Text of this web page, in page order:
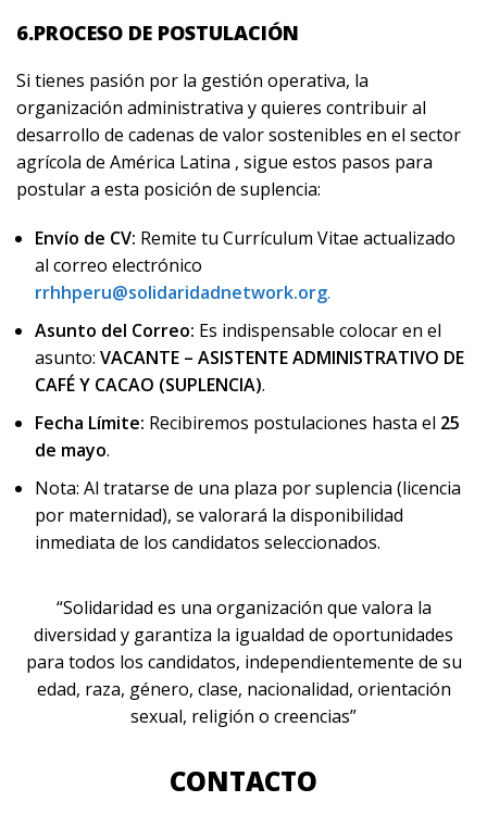
6.PROCESO DE POSTULACIÓN
Si tienes pasión por la gestión operativa, la
organización administrativa y quieres contribuir al
desarrollo de cadenas de valor sostenibles en el sector
agrícola de América Latina , sigue estos pasos para
postular a esta posición de suplencia:
Envío de CV: Remite tu Currículum Vitae actualizado
al correo electrónico
rrhhperu@solidaridadnetwork.org.
Asunto del Correo: Es indispensable colocar en el
asunto: VACANTE – ASISTENTE ADMINISTRATIVO DE
CAFÉ Y CACAO (SUPLENCIA).
Fecha Límite: Recibiremos postulaciones hasta el 25
de mayo.
Nota: Al tratarse de una plaza por suplencia (licencia
por maternidad), se valorará la disponibilidad
inmediata de los candidatos seleccionados.
“Solidaridad es una organización que valora la
diversidad y garantiza la igualdad de oportunidades
para todos los candidatos, independientemente de su
edad, raza, género, clase, nacionalidad, orientación
sexual, religión o creencias”
CONTACTO